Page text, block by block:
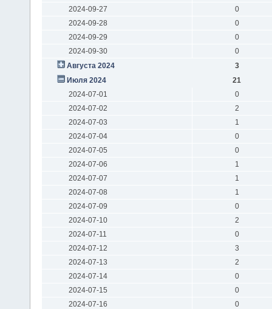
2024-09-27
0
2024-09-28
0
2024-09-29
0
2024-09-30
0
Августа 2024
3
Июля 2024
21
2024-07-01
0
2024-07-02
2
2024-07-03
1
2024-07-04
0
2024-07-05
0
2024-07-06
1
2024-07-07
1
2024-07-08
1
2024-07-09
0
2024-07-10
2
2024-07-11
0
2024-07-12
3
2024-07-13
2
2024-07-14
0
2024-07-15
0
2024-07-16
0